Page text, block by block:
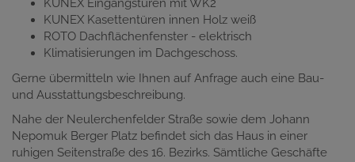
KUNEX Eingangstüren mit WK2
KUNEX Kasettentüren innen Holz weiß
ROTO Dachflächenfenster - elektrisch
Klimatisierungen im Dachgeschoss.
Gerne übermitteln wie Ihnen auf Anfrage auch eine Bau-
und Ausstattungsbeschreibung.
Nahe der Neulerchenfelder Straße sowie dem Johann
Nepomuk Berger Platz befindet sich das Haus in einer
ruhigen Seitenstraße des 16. Bezirks. Sämtliche Geschäfte